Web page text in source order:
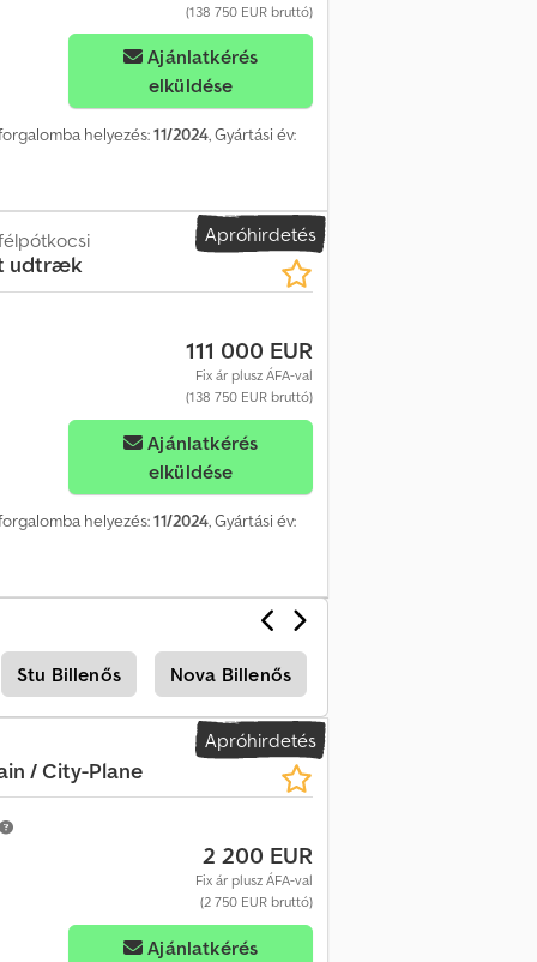
(138 750 EUR bruttó)
Ajánlatkérés
elküldése
helyezés:11/2024, Gyártási év:
Apróhirdetés
udtræk
111 000 EUR
Fix ár plusz ÁFA-val
(138 750 EUR bruttó)
Ajánlatkérés
elküldése
helyezés:11/2024, Gyártási év:
Stu Billenős Nova Billenős
Apróhirdetés
/ City-Plane
2 200 EUR
Fix ár plusz ÁFA-val
(2 750 EUR bruttó)
Ajánlatkérés